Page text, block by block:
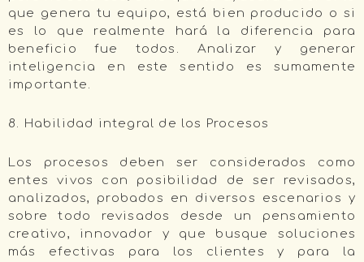
que genera tu equipo, está bien producido o si
es lo que realmente hará la diferencia para
beneficio fue todos. Analizar y generar
inteligencia en este sentido es sumamente
importante.
8. Habilidad integral de los Procesos
Los procesos deben ser considerados como
entes vivos con posibilidad de ser revisados,
analizados, probados en diversos escenarios y
sobre todo revisados desde un pensamiento
creativo, innovador y que busque soluciones
más efectivas para los clientes y para la